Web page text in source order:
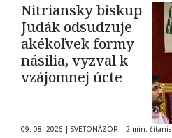
Nitriansky biskup
Judák odsudzuje
akékoľvek formy
násilia, vyzval k
vzájomnej úcte
09. 08. 2026 | SVETONÁZOR | 2 min. čítania